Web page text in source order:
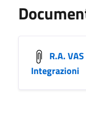
R.A.
Integrazioni